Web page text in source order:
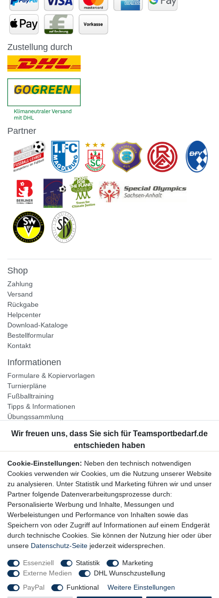
Zustellung durch
Partner
Shop
Zahlung
Versand
Rückgabe
Helpcenter
Download-Kataloge
Bestellformular
Kontakt
Informationen
Formulare & Kopiervorlagen
Turnierpläne
Fußballtraining
Tipps & Informationen
Übungssammlung
Unternehmen
Widerrufsrecht
Bestellung widerrufen
Datenschutzerklärung
AGB
Impressum
Newsletter
Newsletter-Anmeldung
Cookie-Einstellungen: Neben den technisch notwendigen
Cookies verwenden wir Cookies, um die Nutzung unserer Website
zu analysieren. Unter Statistik und Marketing führen wir und unser
Partner folgende Datenverarbeitungsprozesse durch:
Personalisierte Werbung und Inhalte, Messungen und
Werbeleistungen und Performance von Inhalten sowie das
Speichern von oder Zugriff auf Informationen auf einem Endgerät
durch technische Cookies. Sie können der Nutzung hier oder über
unsere Datenschutz-Seite jederzeit widersprechen.
Essenziell Statistik
Marketing
Externe Medien
DHL Wunschzustellung
PayPal
Funktional Weitere Einstellungen